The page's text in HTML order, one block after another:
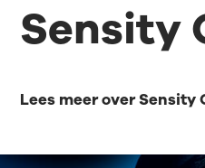
Sensity
Lees meer over Sensity